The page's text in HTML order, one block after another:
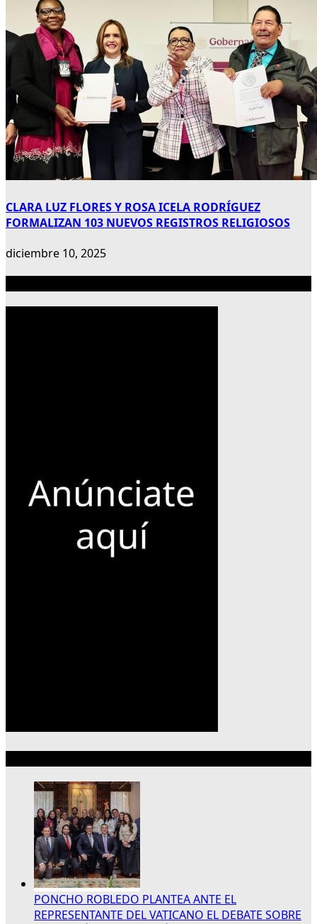
CLARA LUZ FLORES Y ROSA ICELA RODRÍGUEZ
FORMALIZAN 103 NUEVOS REGISTROS RELIGIOSOS
diciembre 10, 2025
PONCHO ROBLEDO PLANTEA ANTE EL
REPRESENTANTE DEL VATICANO EL DEBATE SOBRE